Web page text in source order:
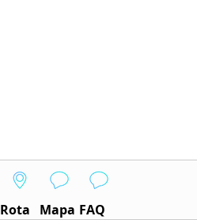
Rota Mapa FAQ